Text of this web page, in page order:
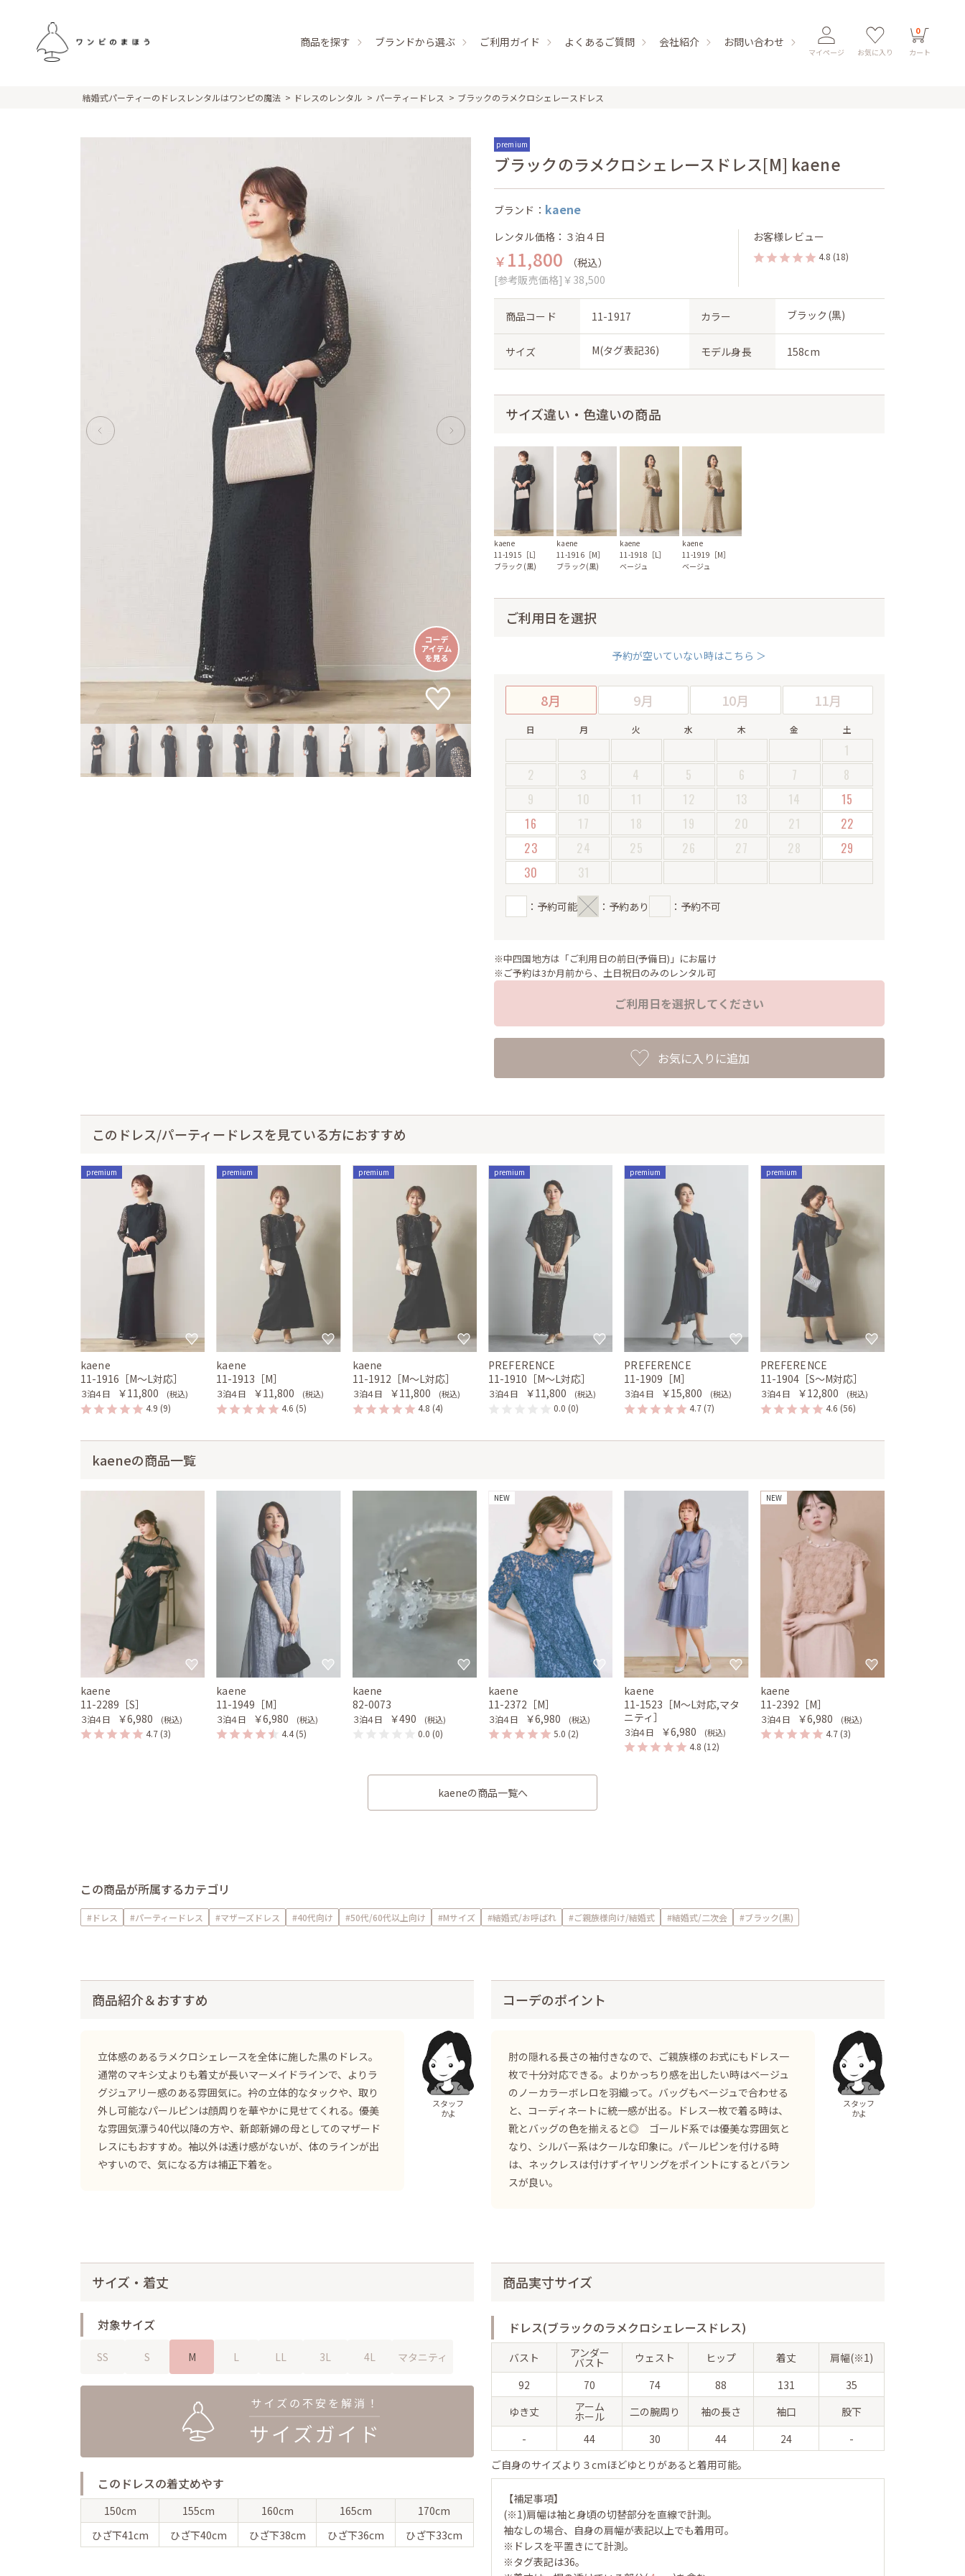
商品を探す ブランドから選ぶ ご利用ガイド よくあるご質問 会社紹介 お問い合わせ
マイページ お気に入り
0
カート
結婚式パーティーのドレスレンタルはワンピの魔法 ドレスのレンタル パーティードレス ブラックのラメクロシェレースドレス
premium
ブラックのラメクロシェレースドレス[M] kaene
ブランド： kaene
レンタル価格：３泊４日
￥ 11,800
（税込）
[参考販売価格]￥38,500
お客様レビュー
4.8 (18)
商品コード 11-1917 カラー ブラック(黒)
サイズ M(タグ表記36) モデル身長 158cm
サイズ違い・色違いの商品
kaene
11-1915［L］
ブラック(黒)
kaene
11-1916［M］
ブラック(黒)
kaene
11-1918［L］
ベージュ
kaene
11-1919［M］
ベージュ
ご利用日を選択
予約が空いていない時はこちら ＞
8月 9月 10月 11月
日 月 火 水 木 金 土
1
2
3 4 5 6 7
8
9
10 11 12 13 14
15
16
17 18 19 20 21
22
23
24 25 26 27 28
29
30
31
：予約可能 ：予約あり ：予約不可
※中四国地方は「ご利用日の前日(予備日)」にお届け
※ご予約は3か月前から、土日祝日のみのレンタル可
ご利用日を選択してください
お気に入りに追加
このドレス/パーティードレスを見ている方におすすめ
premium
kaene
11-1916［M〜L対応］
３泊４日 ￥11,800 (税込)
4.9 (9)
premium
kaene
11-1913［M］
３泊４日 ￥11,800 (税込)
4.6 (5)
premium
kaene
11-1912［M〜L対応］
３泊４日 ￥11,800 (税込)
4.8 (4)
premium
PREFERENCE
11-1910［M〜L対応］
３泊４日 ￥11,800 (税込)
0.0 (0)
premium
PREFERENCE
11-1909［M］
３泊４日 ￥15,800 (税込)
4.7 (7)
premium
PREFERENCE
11-1904［S〜M対応］
３泊４日 ￥12,800 (税込)
4.6 (56)
kaeneの商品一覧
kaene
11-2289［S］
３泊４日 ￥6,980 (税込)
4.7 (3)
kaene
11-1949［M］
３泊４日 ￥6,980 (税込)
4.4 (5)
kaene
82-0073
３泊４日 ￥490 (税込)
0.0 (0)
NEW
kaene
11-2372［M］
３泊４日 ￥6,980 (税込)
5.0 (2)
kaene
11-1523［M〜L対応,マタ
ニティ］
３泊４日 ￥6,980 (税込)
4.8 (12)
NEW
kaene
11-2392［M］
３泊４日 ￥6,980 (税込)
4.7 (3)
kaeneの商品一覧へ
この商品が所属するカテゴリ
#ドレス #パーティードレス #マザーズドレス #40代向け #50代/60代以上向け #Mサイズ #結婚式/お呼ばれ #ご親族様向け/結婚式 #結婚式/二次会 #ブラック(黒)
商品紹介＆おすすめ
立体感のあるラメクロシェレースを全体に施した黒のドレス。
通常のマキシ丈よりも着丈が長いマーメイドラインで、よりラ
グジュアリー感のある雰囲気に。衿の立体的なタックや、取り
外し可能なパールピンは顔周りを華やかに見せてくれる。優美
な雰囲気漂う40代以降の方や、新郎新婦の母としてのマザード
レスにもおすすめ。袖以外は透け感がないが、体のラインが出
やすいので、気になる方は補正下着を。
スタッフ
かよ
コーデのポイント
肘の隠れる長さの袖付きなので、ご親族様のお式にもドレス一
枚で十分対応できる。よりかっちり感を出したい時はベージュ
のノーカラーボレロを羽織って。バッグもベージュで合わせる
と、コーディネートに統一感が出る。ドレス一枚で着る時は、
靴とバッグの色を揃えると◎ ゴールド系では優美な雰囲気と
なり、シルバー系はクールな印象に。パールピンを付ける時
は、ネックレスは付けずイヤリングをポイントにするとバラン
スが良い。
スタッフ
かよ
サイズ・着丈
対象サイズ
SS S M L LL 3L 4L マタニティ
このドレスの着丈めやす
150cm 155cm 160cm 165cm
170cm
ひざ下41cm ひざ下40cm ひざ下38cm ひざ下36cm ひざ下33cm
商品実寸サイズ
ドレス(ブラックのラメクロシェレースドレス)
バスト アンダー
バスト ウェスト ヒップ 着丈
肩幅(※1)
92
70 74 88 131
35
ゆき丈
アーム
ホール 二の腕周り 袖の長さ 袖口
股下
-
44 30 44 24
-
ご自身のサイズより３cmほどゆとりがあると着用可能。
【補足事項】
(※1)肩幅は袖と身頃の切替部分を直線で計測。
袖なしの場合、自身の肩幅が表記以上でも着用可。
※ドレスを平置きにて計測。
※タグ表記は36。